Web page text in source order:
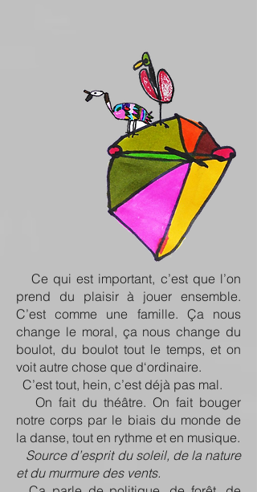
Ce qui est important, c’est que l’on
prend du plaisir à jouer ensemble.
C’est comme une famille. Ça nous
change le moral, ça nous change du
boulot, du boulot tout le temps, et on
voit autre chose que d‘ordinaire.
C’est tout, hein, c’est déjà pas mal.
On fait du théâtre. On fait bouger
notre corps par le biais du monde de
la danse, tout en rythme et en musique.
Source d’esprit du soleil, de la nature
et du murmure des vents.